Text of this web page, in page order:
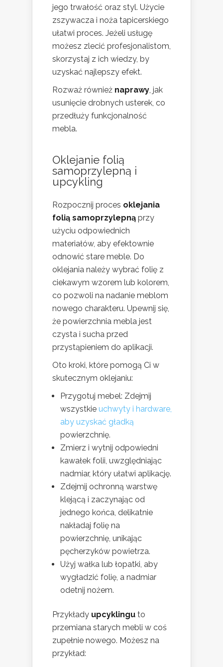
jego trwałość oraz styl. Użycie
zszywacza i noża tapicerskiego
ułatwi proces. Jeżeli usługę
możesz zlecić profesjonalistom,
skorzystaj z ich wiedzy, by
uzyskać najlepszy efekt.
Rozważ również naprawy, jak
usunięcie drobnych usterek, co
przedłuży funkcjonalność
mebla.
Oklejanie folią
samoprzylepną i
upcykling
Rozpocznij proces oklejania
folią samoprzylepną przy
użyciu odpowiednich
materiałów, aby efektownie
odnowić stare meble. Do
oklejania należy wybrać folię z
ciekawym wzorem lub kolorem,
co pozwoli na nadanie meblom
nowego charakteru. Upewnij się,
że powierzchnia mebla jest
czysta i sucha przed
przystąpieniem do aplikacji.
Oto kroki, które pomogą Ci w
skutecznym oklejaniu:
Przygotuj mebel: Zdejmij
wszystkie uchwyty i hardware,
aby uzyskać gładką
powierzchnię.
Zmierz i wytnij odpowiedni
kawałek folii, uwzględniając
nadmiar, który ułatwi aplikację.
Zdejmij ochronną warstwę
klejącą i zaczynając od
jednego końca, delikatnie
nakładaj folię na
powierzchnię, unikając
pęcherzyków powietrza.
Użyj wałka lub łopatki, aby
wygładzić folię, a nadmiar
odetnij nożem.
Przykłady upcyklingu to
przemiana starych mebli w coś
zupełnie nowego. Możesz na
przykład: